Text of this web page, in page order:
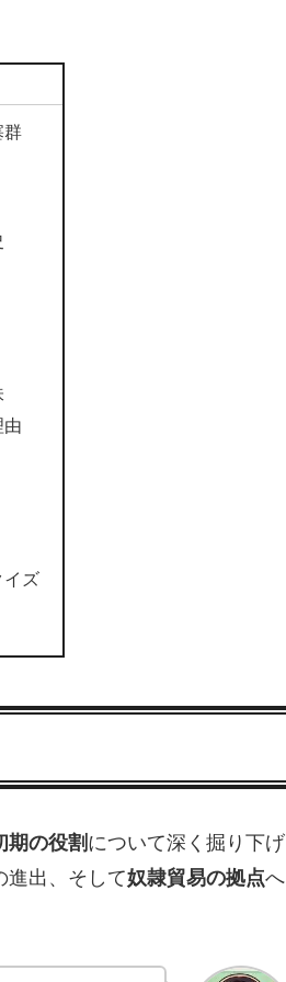
群
由
イズ
期の役割 について深く掘り下げ
進出、そして奴隷貿易の拠点へ